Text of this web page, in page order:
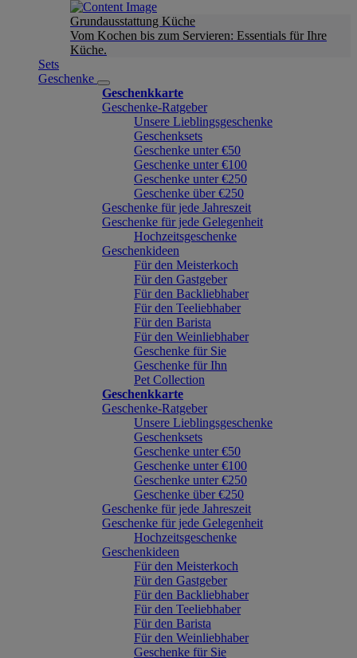
Grundausstattung Küche
Vom Kochen bis zum Servieren: Essentials für Ihre
Küche.
Sets
Geschenke
Geschenkkarte
Geschenke-Ratgeber
Unsere Lieblingsgeschenke
Geschenksets
Geschenke unter €50
Geschenke unter €100
Geschenke unter €250
Geschenke über €250
Geschenke für jede Jahreszeit
Geschenke für jede Gelegenheit
Hochzeitsgeschenke
Geschenkideen
Für den Meisterkoch
Für den Gastgeber
Für den Backliebhaber
Für den Teeliebhaber
Für den Barista
Für den Weinliebhaber
Geschenke für Sie
Geschenke für Ihn
Pet Collection
Geschenkkarte
Geschenke-Ratgeber
Unsere Lieblingsgeschenke
Geschenksets
Geschenke unter €50
Geschenke unter €100
Geschenke unter €250
Geschenke über €250
Geschenke für jede Jahreszeit
Geschenke für jede Gelegenheit
Hochzeitsgeschenke
Geschenkideen
Für den Meisterkoch
Für den Gastgeber
Für den Backliebhaber
Für den Teeliebhaber
Für den Barista
Für den Weinliebhaber
Geschenke für Sie